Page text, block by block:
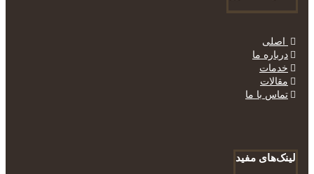
اصلی
درباره ما
خدمات
مقالات
تماس با ما
لینک‌های مفید